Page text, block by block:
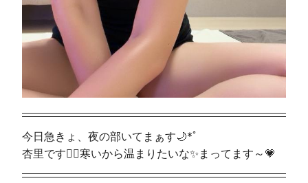
今日急きょ、夜の部いてまぁす🌙*ﾟ
杏里です🧚‍♀️寒いから温まりたいな✨まってます～💗